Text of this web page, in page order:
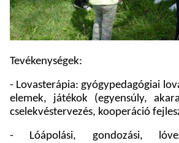
Tevékenységek:
- Lovasterápia: gyógypedagógiai
elemek, játékok (egyensúly,
cselekvéstervezés, kooperáció
- Lóápolási, gondozási,